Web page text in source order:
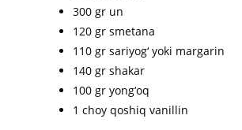
300 gr un
120 gr smetana
110 gr sariyog‘ yoki margarin
140 gr shakar
100 gr yong‘oq
1 choy qoshiq vanillin